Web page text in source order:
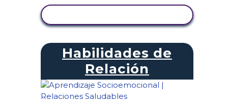
Habilidades de
Relación